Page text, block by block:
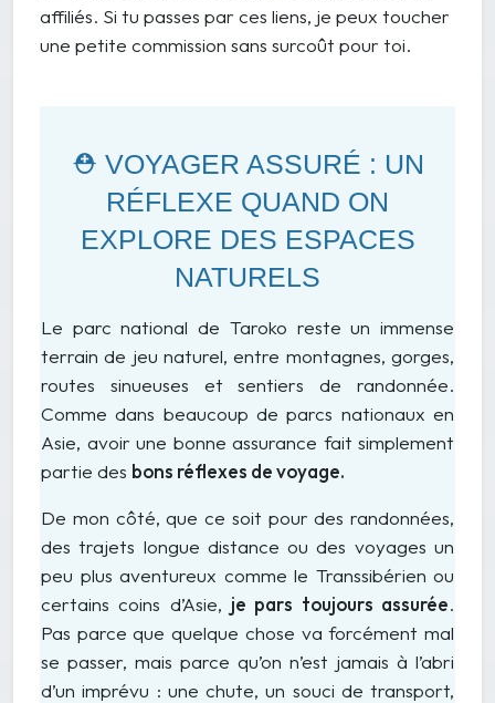
affiliés. Si tu passes par ces liens, je peux toucher
une petite commission sans surcoût pour toi.
⛑️ VOYAGER ASSURÉ : UN
RÉFLEXE QUAND ON
EXPLORE DES ESPACES
NATURELS
Le parc national de Taroko reste un immense
terrain de jeu naturel, entre montagnes, gorges,
routes sinueuses et sentiers de randonnée.
Comme dans beaucoup de parcs nationaux en
Asie, avoir une bonne assurance fait simplement
partie des bons réflexes de voyage.
De mon côté, que ce soit pour des randonnées,
des trajets longue distance ou des voyages un
peu plus aventureux comme le Transsibérien ou
certains coins d’Asie, je pars toujours assurée.
Pas parce que quelque chose va forcément mal
se passer, mais parce qu’on n’est jamais à l’abri
d’un imprévu : une chute, un souci de transport,